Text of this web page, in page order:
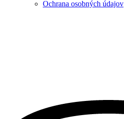
Ochrana osobných údajov